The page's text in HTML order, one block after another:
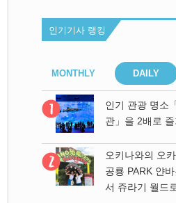
인기기사 랭킹
MONTHLY DAILY
수족
♪
의 매
만을
인기 관광 명소
관」을 2배로
오키나와의 오
공룡 PARK 얀
서 쥬라기 월드